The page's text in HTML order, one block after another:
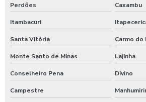
Temporizador de chuveiro com ficha
Temporizador de ducha para quiosque
Timer para chuveiro com fichas
Perdões Caxambu
Itambacuri
Santa Vitória Carmo do
Monte Santo de Minas Lajinha
Conselheiro Pena Divino
Campestre